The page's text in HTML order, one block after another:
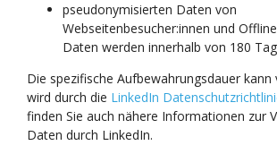
pseudonymisierten Daten von
Webseitenbesucher:innen und
Daten werden innerhalb von 180
Die spezifische Aufbewahrungsdauer kann
wird durch die LinkedIn
finden Sie auch nähere Informationen zur
Daten durch LinkedIn.